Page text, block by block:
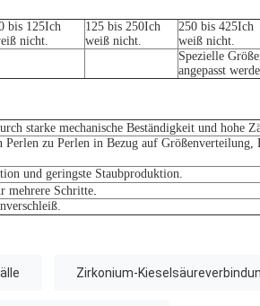
bis 125Ich
nicht.
125 bis 250Ich
weiß nicht.
250 bis 425Ich
weiß nicht.
Spezielle
angepasst
starke mechanische Beständigkeit und hohe
Perlen zu Perlen in Bezug auf
und geringste Staubproduktion.
mehrere Schritte
Zirkonium-